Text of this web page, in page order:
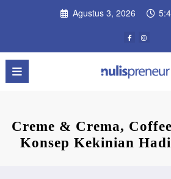
Agustus 3, 2026
Creme & Crema,
Konsep Kekinian